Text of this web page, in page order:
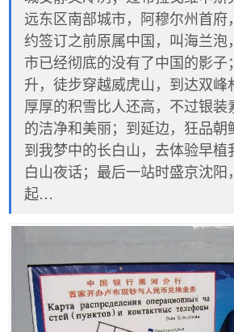
远东区南部城市，阿穆尔州首府
约签订之前原属中国，叫海兰泡
市已经彻底的没有了中国的影子
升，徒步穿越威虎山，到达双峰
厚厚的积雪比人还高，不过银装
的洁净和美丽；到延边，狂品朝
到我梦中的长白山，去体验早植
白山夜话；最后一站时盛京沈阳
起…